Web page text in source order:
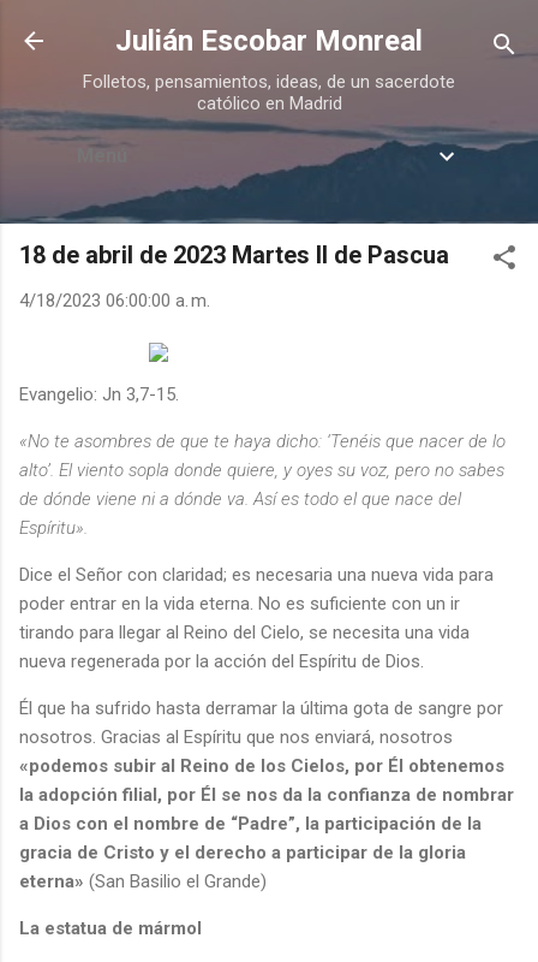
Ir al contenido principal
Julián Escobar Monreal
Folletos, pensamientos, ideas, de un sacerdote
católico en Madrid
Menú
18 de abril de 2023 Martes II de Pascua
4/18/2023 06:00:00 a. m.
Evangelio: Jn 3,7-15.
«No te asombres de que te haya dicho: ‘Tenéis que nacer de lo
alto’. El viento sopla donde quiere, y oyes su voz, pero no sabes
de dónde viene ni a dónde va. Así es todo el que nace del
Espíritu».
Dice el Señor con claridad; es necesaria una nueva vida para
poder entrar en la vida eterna. No es suficiente con un ir
tirando para llegar al Reino del Cielo, se necesita una vida
nueva regenerada por la acción del Espíritu de Dios.
Él que ha sufrido hasta derramar la última gota de sangre por
nosotros. Gracias al Espíritu que nos enviará, nosotros
«podemos subir al Reino de los Cielos, por Él obtenemos
la adopción filial, por Él se nos da la confianza de nombrar
a Dios con el nombre de “Padre”, la participación de la
gracia de Cristo y el derecho a participar de la gloria
eterna» (San Basilio el Grande)
La estatua de mármol